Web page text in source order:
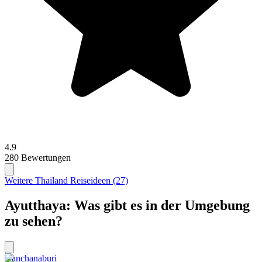
4.9
280 Bewertungen
Weitere Thailand Reiseideen (27)
Ayutthaya: Was gibt es in der Umgebung
zu sehen?
Kanchanaburi